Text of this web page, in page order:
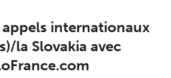
appels internationaux
la Slovakia avec